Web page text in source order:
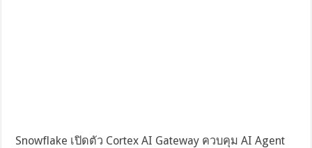
Snowflake เปิดตัว Cortex AI Gateway ควบคุม AI Agent